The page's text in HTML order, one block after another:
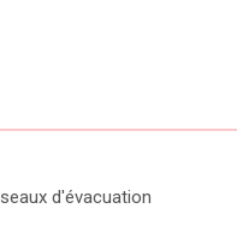
d'évacuation